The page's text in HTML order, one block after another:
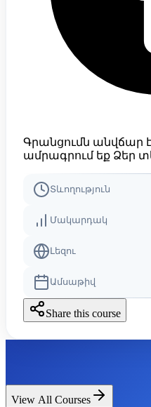
Գրանցումն անվճար
ամրագրում եք Ձեր
Տևողություն
Մակարդակ
Լեզու
Ամսաթիվ
Share this course
View All Courses